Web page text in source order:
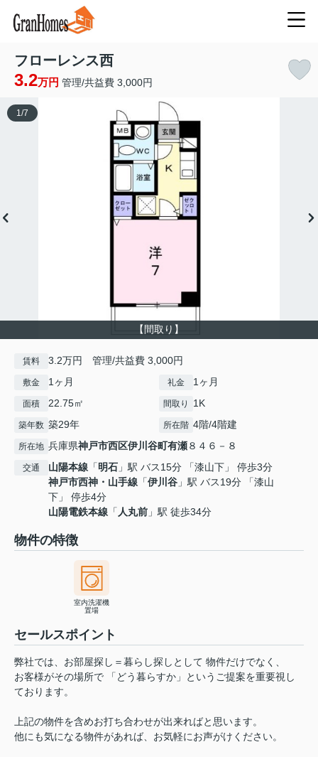
フローレンス西
3.2万円 管理/共益費 3,000円
【間取り】
1 /7
賃料 3.2万円 管理/共益費 3,000円
敷金 1ヶ月 礼金 1ヶ月
面積 22.75㎡ 間取り 1K
築年数 築29年 所在階 4階/4階建
所在地 兵庫県神戸市西区伊川谷町有瀬８４６－８
交通 山陽本線 「明石 」駅 バス15分 「漆山下」 停歩3分
神戸市西神・山手線 「伊川谷 」駅 バス19分 「漆山
下」 停歩4分
山陽電鉄本線 「 人丸前 」駅 徒歩34分
物件の特徴
室内洗濯機
置場
セールスポイント
弊社では、お部屋探し＝暮らし探しとして 物件だけでなく、
お客様がその場所で 「どう暮らすか」というご提案を重要視し
ております。
上記の物件を含めお打ち合わせが出来ればと思います。
他にも気になる物件があれば、お気軽にお声がけください。